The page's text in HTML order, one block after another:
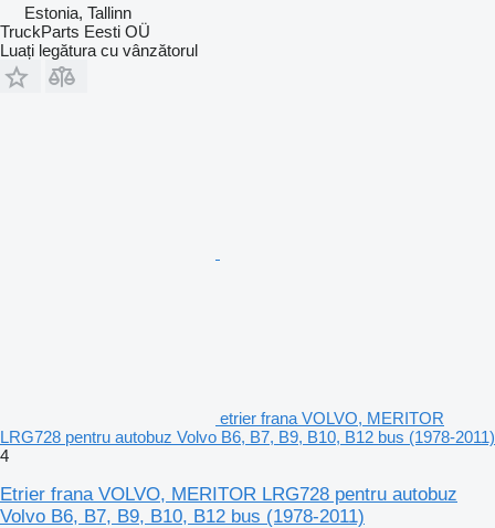
Estonia, Tallinn
TruckParts Eesti OÜ
Luați legătura cu vânzătorul
etrier frana VOLVO, MERITOR
LRG728 pentru autobuz Volvo B6, B7, B9, B10, B12 bus (1978-2011)
4
Etrier frana VOLVO, MERITOR LRG728 pentru autobuz
Volvo B6, B7, B9, B10, B12 bus (1978-2011)